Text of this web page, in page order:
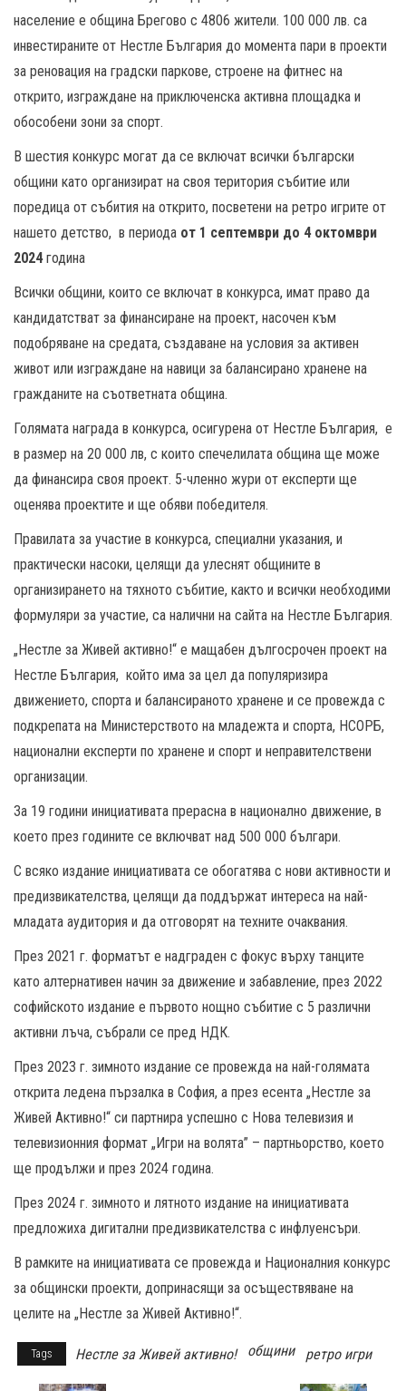
население е община Брегово с 4806 жители. 100 000 лв. са
инвестираните от Нестле България до момента пари в проекти
за реновация на градски паркове, строене на фитнес на
открито, изграждане на приключенска активна площадка и
обособени зони за спорт.
В шестия конкурс могат да се включат всички български
общини като организират на своя територия събитие или
поредица от събития на открито, посветени на ретро игрите от
нашето детство, в периода от 1 септември до 4 октомври
2024година
Всички общини, които се включат в конкурса, имат право да
кандидатстват за финансиране на проект, насочен към
подобряване на средата, създаване на условия за активен
живот или изграждане на навици за балансирано хранене на
гражданите на съответната община.
Голямата награда в конкурса, осигурена от Нестле България, е
в размер на 20 000 лв, с които спечелилата община ще може
да финансира своя проект. 5-членно жури от експерти ще
оценява проектите и ще обяви победителя.
Правилата за участие в конкурса, специални указания, и
практически насоки, целящи да улеснят общините в
организирането на тяхното събитие, както и всички необходими
формуляри за участие, са налични на сайта на Нестле България.
„Нестле за Живей активно!“ е мащабен дългосрочен проект на
Нестле България, който има за цел да популяризира
движението, спорта и балансираното хранене и се провежда с
подкрепата на Министерството на младежта и спорта, НСОРБ,
национални експерти по хранене и спорт и неправителствени
организации.
За 19 години инициативата прерасна в национално движение, в
което през годините се включват над 500 000 българи.
С всяко издание инициативата се обогатява с нови активности и
предизвикателства, целящи да поддържат интереса на най-
младата аудитория и да отговорят на техните очаквания.
През 2021 г. форматът е надграден с фокус върху танците
като алтернативен начин за движение и забавление, през 2022
софийското издание е първото нощно събитие с 5 различни
активни лъча, събрали се пред НДК.
През 2023 г. зимното издание се провежда на най-голямата
открита ледена пързалка в София, а през есента „Нестле за
Живей Активно!“ си партнира успешно с Нова телевизия и
телевизионния формат „Игри на волята” – партньорство, което
ще продължи и през 2024 година.
През 2024 г. зимното и лятното издание на инициативата
предложиха дигитални предизвикателства с инфлуенсъри.
В рамките на инициативата се провежда и Националния конкурс
за общински проекти, допринасящи за осъществяване на
целите на „Нестле за Живей Активно!“.
Tags Нестле за Живей активно! общини ретро игри